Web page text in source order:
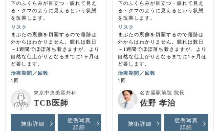
下のふくらみが目立つ・疲れて見え
る・クマのように見えるという状態
を改善します。
リスク
まぶたの裏側を切開するので傷跡は
外からはわかりません。腫れは数日
～1週間でほぼ落ち着きますが、より
自然な仕上がりとなるまでに1ヶ月ほ
ど要します。
治療期間／回数
1回
東京中央美容外科
TCB医師
施術詳細
症例写真
詳細
下のふくらみが目立つ・疲れて見え
る・クマのように見えるという状態
を改善します。
リスク
まぶたの裏側を切開するので傷跡は
外からはわかりません。腫れは数日
～1週間でほぼ落ち着きますが、より
自然な仕上がりとなるまでに1ヶ月ほ
ど要します。
治療期間／回数
1回
名古屋駅前院 院長
佐野 孝治
施術詳細
症例写真
詳細